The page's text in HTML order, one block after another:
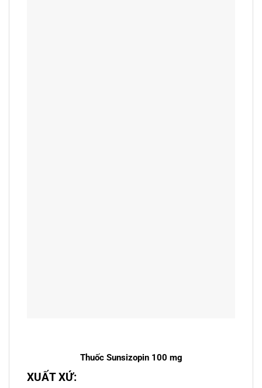
Thuốc Sunsizopin 100 mg
XUẤT XỨ: